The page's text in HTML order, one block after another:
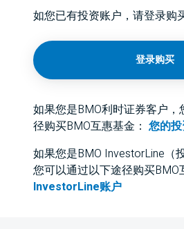
如您已有投资账户，请登录购
登录购买
如果您是BMO利时证券客户，
径购买BMO互惠基金： 您的
如果您是BMO InvestorLine（
您可以通过以下途径购买BMO
InvestorLine账户